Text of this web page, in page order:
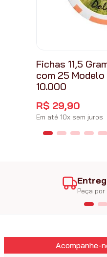
Fichas 11,5
com 25
10.000
R$ 29,90
Em até 10x sem juros
Peça
Acompanhe-